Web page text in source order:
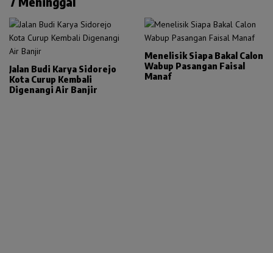
Jalan Budi Karya Sidorejo
Kota Curup Kembali
Digenangi Air Banjir
Menelisik Siapa Bakal Calon
Wabup Pasangan Faisal
Manaf